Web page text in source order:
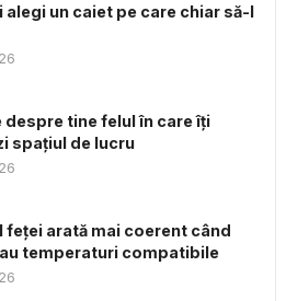
alegi un caiet pe care chiar să-l
despre tine felul în care îți
spațiul de lucru
feței arată mai coerent când
temperaturi compatibile